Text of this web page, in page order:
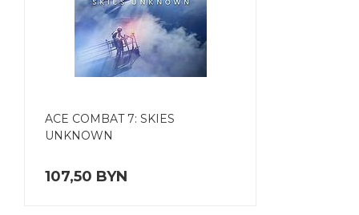
ACE COMBAT 7: SKIES
UNKNOWN
107,50 BYN